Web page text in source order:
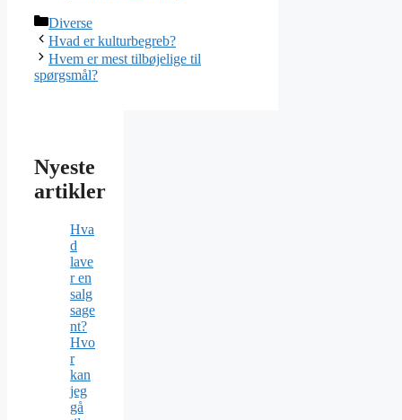
Kategorier
Diverse
Hvad er kulturbegreb?
Hvem er mest tilbøjelige til
spørgsmål?
Nyeste
artikler
Hva
d
lave
r en
salg
sage
nt?
Hvo
r
kan
jeg
gå